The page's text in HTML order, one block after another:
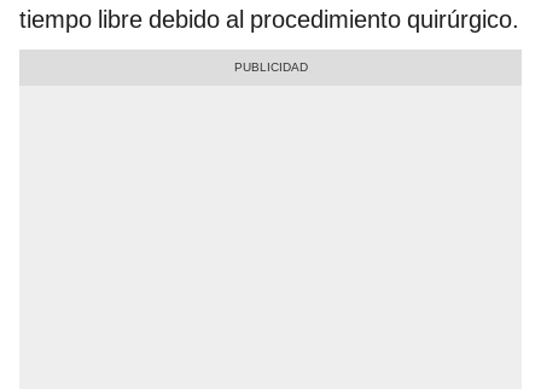
tiempo libre debido al procedimiento quirúrgico.